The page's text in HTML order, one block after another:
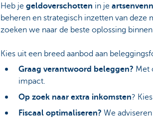
Heb je geldoverschotten in je
beheren en strategisch inzetten van
zoeken we naar de beste oplossing
Kies uit een breed aanbod aan
Graag verantwoord beleggen? Met
impact.
Op zoek naar extra inkomsten?
Fiscaal optimaliseren? We